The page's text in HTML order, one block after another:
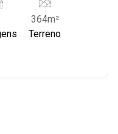
- sala de
- sala de estar
com forno,
364m²
Terreno